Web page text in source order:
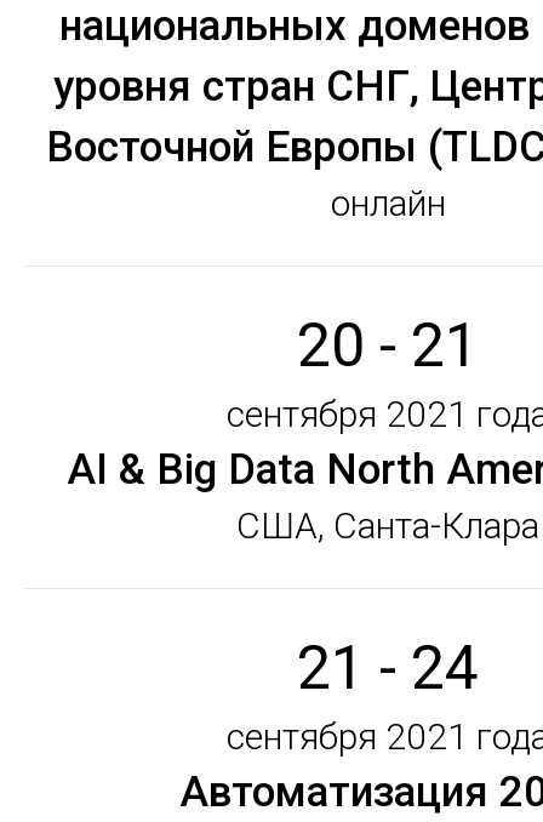
национальных доменов
уровня стран СНГ,
Восточной Европы
онлайн
20 - 21
сентября 2021
AI & Big Data North
США, Санта-Клара
21 - 24
сентября 2021
Автоматизация